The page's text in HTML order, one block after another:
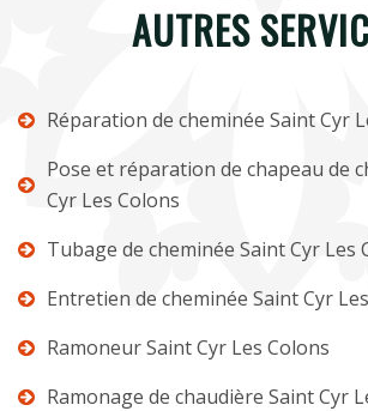
AUTRES
Réparation de cheminée Saint Cyr
Pose et réparation de chapeau de
Cyr Les Colons
Tubage de cheminée Saint Cyr Les
Entretien de cheminée Saint Cyr
Ramoneur Saint Cyr Les Colons
Ramonage de chaudière Saint Cyr